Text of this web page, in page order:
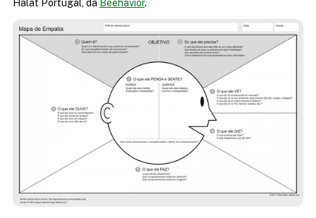
Halat Portugal, da Beehavior.